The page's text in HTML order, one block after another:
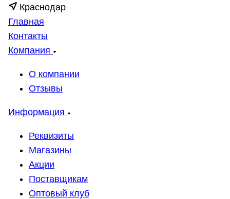
Краснодар
Главная
Контакты
Компания
О компании
Отзывы
Информация
Реквизиты
Магазины
Акции
Поставщикам
Оптовый клуб